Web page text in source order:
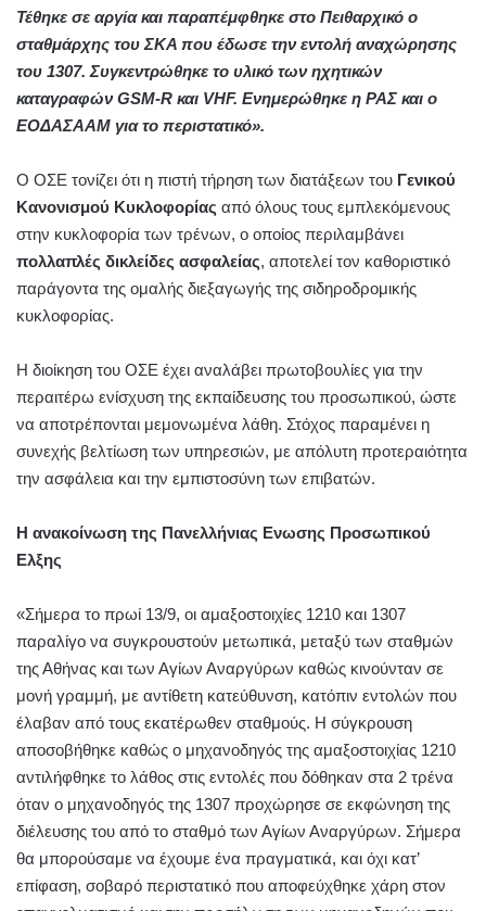
Τέθηκε σε αργία και παραπέμφθηκε στο Πειθαρχικό ο
σταθμάρχης του ΣΚΑ που έδωσε την εντολή αναχώρησης
του 1307. Συγκεντρώθηκε το υλικό των ηχητικών
καταγραφών GSM-R και VHF. Ενημερώθηκε η ΡΑΣ και ο
ΕΟΔΑΣΑΑΜ για το περιστατικό».
Ο ΟΣΕ τονίζει ότι η πιστή τήρηση των διατάξεων του Γενικού
Κανονισμού Κυκλοφορίας από όλους τους εμπλεκόμενους
στην κυκλοφορία των τρένων, ο οποίος περιλαμβάνει
πολλαπλές δικλείδες ασφαλείας, αποτελεί τον καθοριστικό
παράγοντα της ομαλής διεξαγωγής της σιδηροδρομικής
κυκλοφορίας.
Η διοίκηση του ΟΣΕ έχει αναλάβει πρωτοβουλίες για την
περαιτέρω ενίσχυση της εκπαίδευσης του προσωπικού, ώστε
να αποτρέπονται μεμονωμένα λάθη. Στόχος παραμένει η
συνεχής βελτίωση των υπηρεσιών, με απόλυτη προτεραιότητα
την ασφάλεια και την εμπιστοσύνη των επιβατών.
Η ανακοίνωση της Πανελλήνιας Ενωσης Προσωπικού
Ελξης
«Σήμερα το πρωί 13/9, οι αμαξοστοιχίες 1210 και 1307
παραλίγο να συγκρουστούν μετωπικά, μεταξύ των σταθμών
της Αθήνας και των Αγίων Αναργύρων καθώς κινούνταν σε
μονή γραμμή, με αντίθετη κατεύθυνση, κατόπιν εντολών που
έλαβαν από τους εκατέρωθεν σταθμούς. Η σύγκρουση
αποσοβήθηκε καθώς ο μηχανοδηγός της αμαξοστοιχίας 1210
αντιλήφθηκε το λάθος στις εντολές που δόθηκαν στα 2 τρένα
όταν ο μηχανοδηγός της 1307 προχώρησε σε εκφώνηση της
διέλευσης του από το σταθμό των Αγίων Αναργύρων. Σήμερα
θα μπορούσαμε να έχουμε ένα πραγματικά, και όχι κατ’
επίφαση, σοβαρό περιστατικό που αποφεύχθηκε χάρη στον